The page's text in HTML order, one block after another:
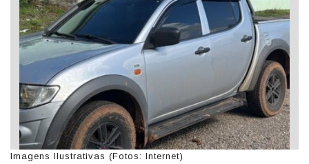
Imagens Ilustrativas (Fotos: Internet)